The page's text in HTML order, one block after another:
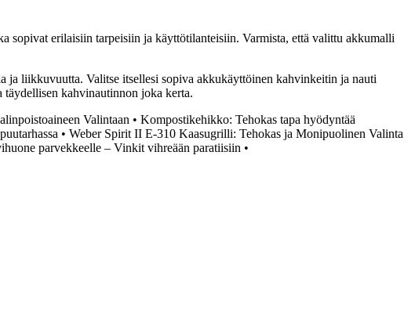
sopivat erilaisiin tarpeisiin ja käyttötilanteisiin. Varmista, että valittu akkumalli
ja liikkuvuutta. Valitse itsellesi sopiva akkukäyttöinen kahvinkeitin ja nauti
täydellisen kahvinautinnon joka kerta.
Valintaan • Kompostikehikko: Tehokas tapa hyödyntää
• Weber Spirit II E-310 Kaasugrilli: Tehokas ja Monipuolinen Valinta
parvekkeelle – Vinkit vihreään paratiisiin •